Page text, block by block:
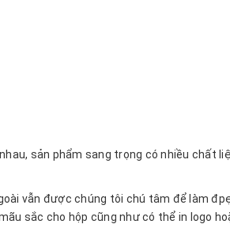
sản phẩm sang trọng có nhiều chất
vẫn được chúng tôi chú tâm để làm
sắc cho hộp cũng như có thể in logo